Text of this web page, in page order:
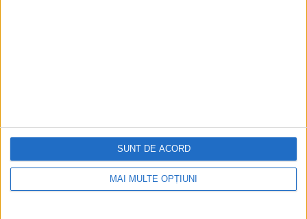
MAI MULTE OPȚIUNI
SUNT DE ACORD
Doctorul Zilei
Infofinanciar
Editura de carte
Capital Comunicate